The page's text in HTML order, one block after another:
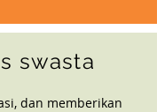
swasta
dan memberikan